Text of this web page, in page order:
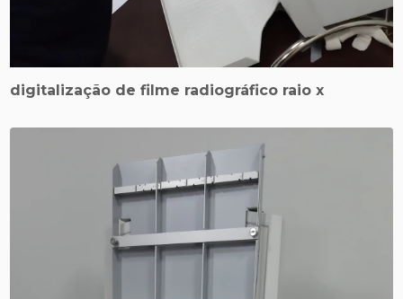
digitalização de filme radiográfico raio x